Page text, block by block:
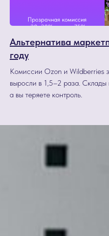
Альтернатива
году
Комиссии Ozon и Wildberries
выросли в 1,5–2 раза. Склады
а вы теряете контроль.